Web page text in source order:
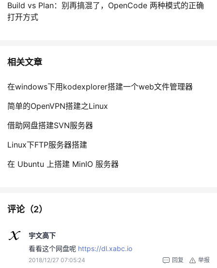
Build vs Plan：别再搞混了，OpenCode 两种模式的正确
打开方式
相关文章
在windows下用kodexplorer搭建一个web文件管理器
简单的OpenVPN搭建之Linux
借助网盘搭建SVN服务器
Linux下FTP服务器搭建
在 Ubuntu 上搭建 MinIO 服务器
评论（2）
宇文高下
看看这个网盘呢 https://dl.xabc.io
2018/12/27 07:05:24 举报
回复